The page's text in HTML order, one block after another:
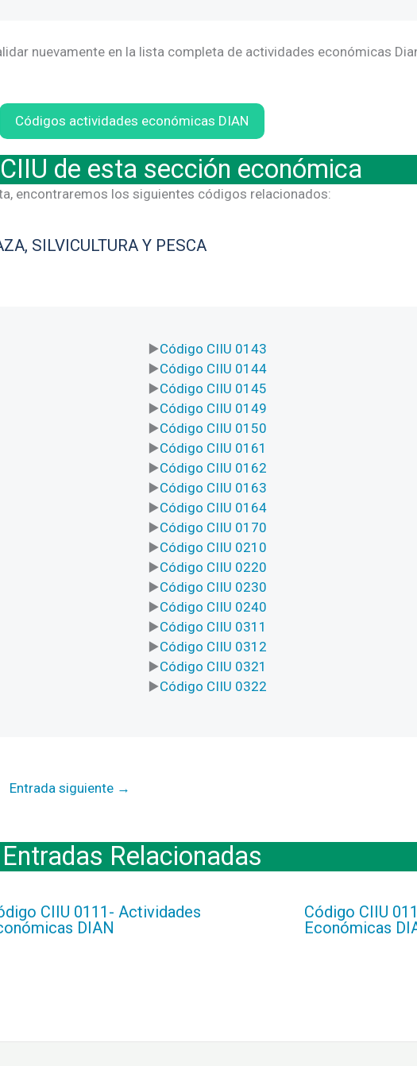
nuevamente en la lista completa de actividades económicas
Códigos actividades económicas DIAN
de esta sección económica
encontraremos los siguientes códigos relacionados:
SILVICULTURA Y PESCA
Código CIIU 0143
Código CIIU 0144
Código CIIU 0145
Código CIIU 0149
Código CIIU 0150
Código CIIU 0161
Código CIIU 0162
Código CIIU 0163
Código CIIU 0164
Código CIIU 0170
Código CIIU 0210
Código CIIU 0220
Código CIIU 0230
Código CIIU 0240
Código CIIU 0311
Código CIIU 0312
Código CIIU 0321
Código CIIU 0322
Entrada siguiente →
Entradas Relacionadas
CIIU 0111- Actividades
DIAN
Código CIIU
Económicas